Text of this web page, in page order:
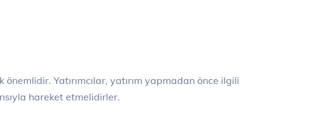
önemlidir. Yatırımcılar, yatırım yapmadan önce ilgili
hareket etmelidirler.